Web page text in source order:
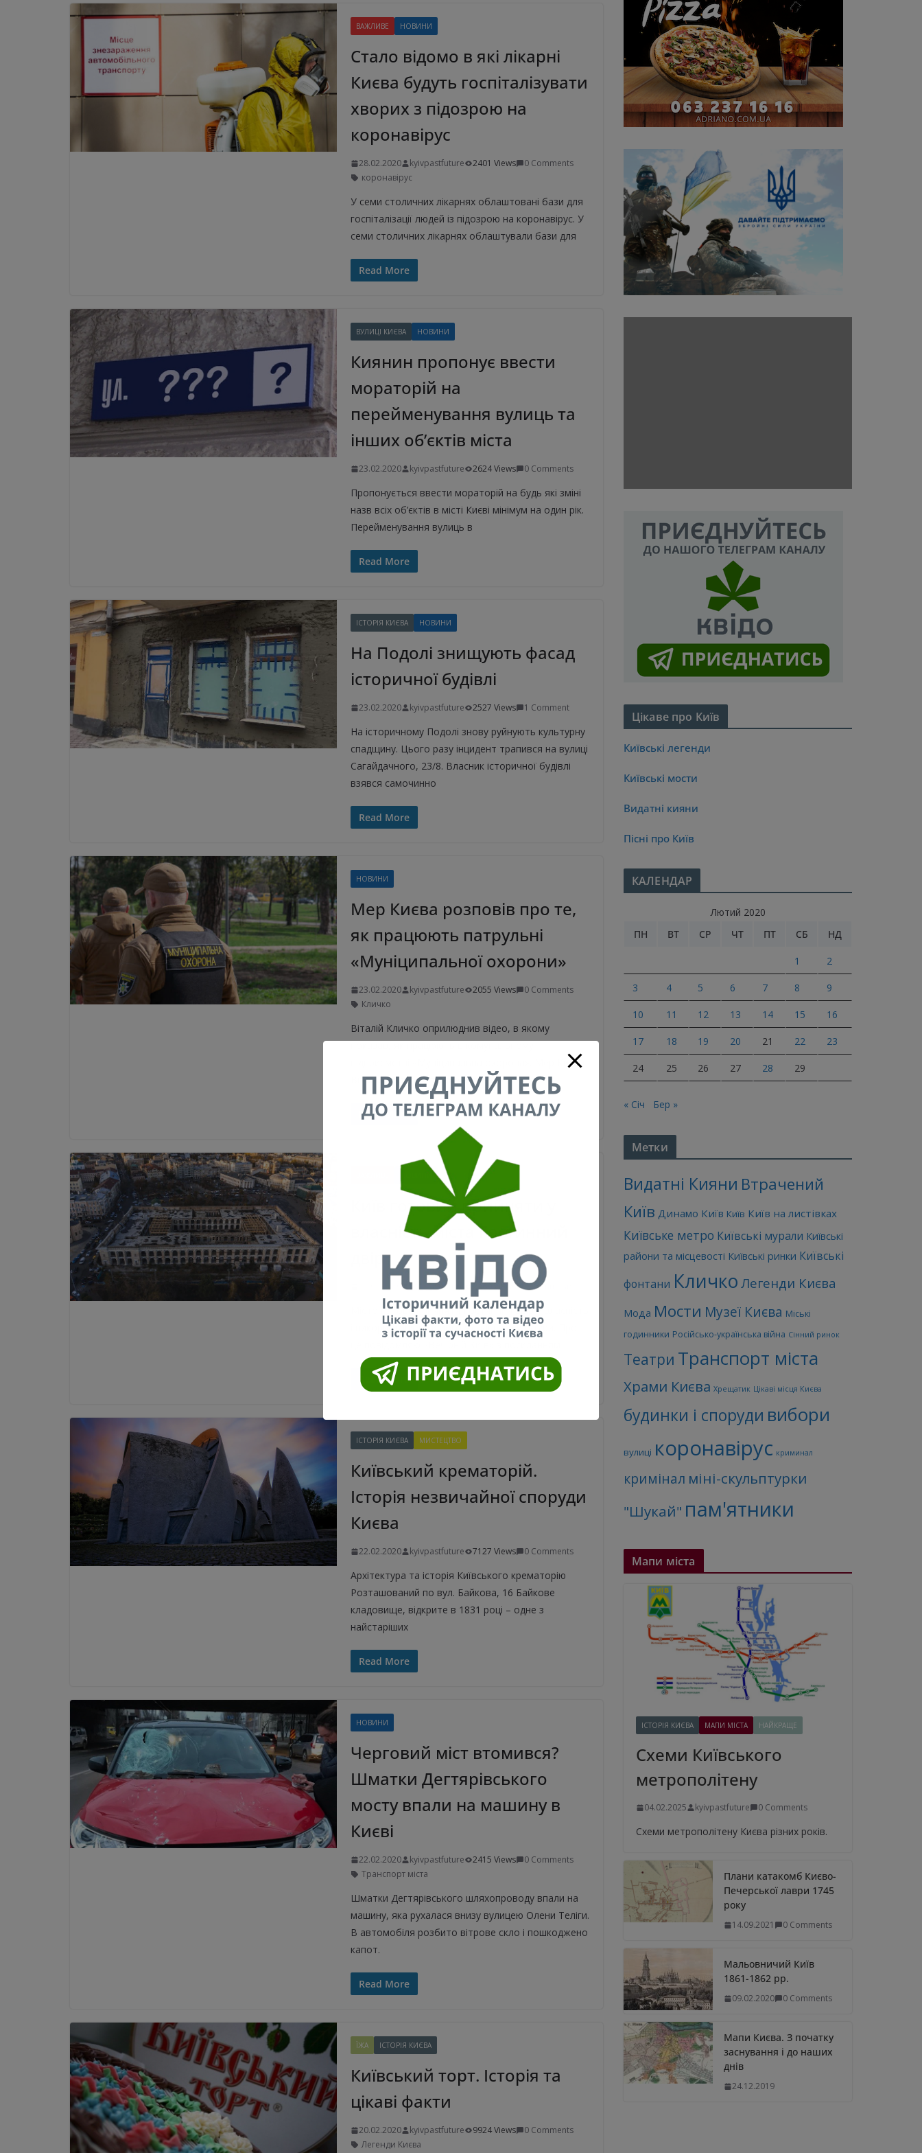
ВАЖЛИВЕ НОВИНИ
Стало відомо в які лікарні
Києва будуть госпіталізувати
хворих з підозрою на
коронавірус
28.02.2020 kyivpastfuture 2401 Views
0 Comments
коронавірус
У семи столичних лікарнях облаштовані бази для
госпіталізації людей із підозрою на коронавірус. У
семи столичних лікарнях облаштували бази для
Read More
ВУЛИЦІ КИЄВА НОВИНИ
Киянин пропонує ввести
мораторій на
перейменування вулиць та
інших об’єктів міста
23.02.2020 kyivpastfuture 2624 Views 0 Comments
Пропонується ввести мораторій на будь які зміні
назв всіх об’єктів в місті Києві мінімум на один рік.
Перейменування вулиць в
Read More
ІСТОРІЯ КИЄВА НОВИНИ
На Подолі знищують фасад
історичної будівлі
23.02.2020 kyivpastfuture 2527 Views 1 Comment
На історичному Подолі знову руйнують культурну
спадщину. Цього разу інцидент трапився на вулиці
Сагайдачного, 23/8. Власник історичної будівлі
взявся самочинно
Read More
НОВИНИ
Мер Києва розповів про те,
як працюють патрульні
«Муніципальної охорони»
23.02.2020 kyivpastfuture 2055 Views
0 Comments
Кличко
Віталій Кличко оприлюднив відео, в якому
показав, як працюють в комунальному
підприємстві «Муніципальна охорона». Мер Києва
Віталій Кличко опублікував на
Read More
Київ готовий прийняти у
власність міста Гостинний
двір
kyivpastfuture 2460 Views 0 Comments
Місто готове прийняти Гостинний двір у власність
і використовувати його як заклад культури. Про
це повідомляю «Вечірній Київ» з посиланням
Read More
ІСТОРІЯ КИЄВА МИСТЕЦТВО
Київський крематорій.
Історія незвичайної споруди
Києва
22.02.2020 kyivpastfuture 7127 Views 0 Comments
Архітектура та історія Київського крематорію
Розташований по вул. Байкова, 16 Байкове
кладовище, відкрите в 1831 році – одне з
найстаріших
Read More
НОВИНИ
Черговий міст втомився?
Шматки Дегтярівського
мосту впали на машину в
Києві
22.02.2020 kyivpastfuture 2415 Views
0 Comments
Транспорт міста
Шматки Дегтярівського шляхопроводу впали на
машину, яка рухалася внизу вулицею Олени Теліги.
В автомобіля розбито вітрове скло і пошкоджено
капот.
Read More
ЇЖА ІСТОРІЯ КИЄВА
Київський торт. Історія та
цікаві факти
20.02.2020 kyivpastfuture 9924 Views
0 Comments
Легенди Києва
Цікаве про Київ
Київські легенди
Київські мости
Видатні кияни
Пісні про Київ
КАЛЕНДАР
Лютий 2020
ПН
ВТ СР ЧТ ПТ СБ НД
1 2
3 4 5 6 7 8 9
10 11 12 13 14 15 16
17 18 19 20 21 22 23
24 25 26 27 28 29
« Січ Бер »
Метки
Видатні Кияни Втрачений
Київ Динамо Київ Київ Київ на листівках
Київське метро Київські мурали Київські
райони та місцевості Київські ринки Київські
фонтани Кличко Легенди Києва
Мода Мости Музеї Києва Міські
годинники Російсько-українська війна Сінний ринок
Театри Транспорт міста
Храми Києва Хрещатик Цікаві місця Києва
будинки і споруди вибори
вулиці коронавірус криминал
кримінал міні-скульптурки
"Шукай" пам'ятники
Мапи міста
ІСТОРІЯ КИЄВА МАПИ МІСТА НАЙКРАЩЕ
Схеми Київського
метрополітену
04.02.2025 kyivpastfuture 0 Comments
Схеми метрополітену Києва різних років.
Плани катакомб Києво-
Печерської лаври 1745
року
14.09.2021 0 Comments
Мальовничий Київ
1861-1862 рр.
09.02.2020 0 Comments
Мапи Києва. З початку
заснування і до наших
днів
24.12.2019